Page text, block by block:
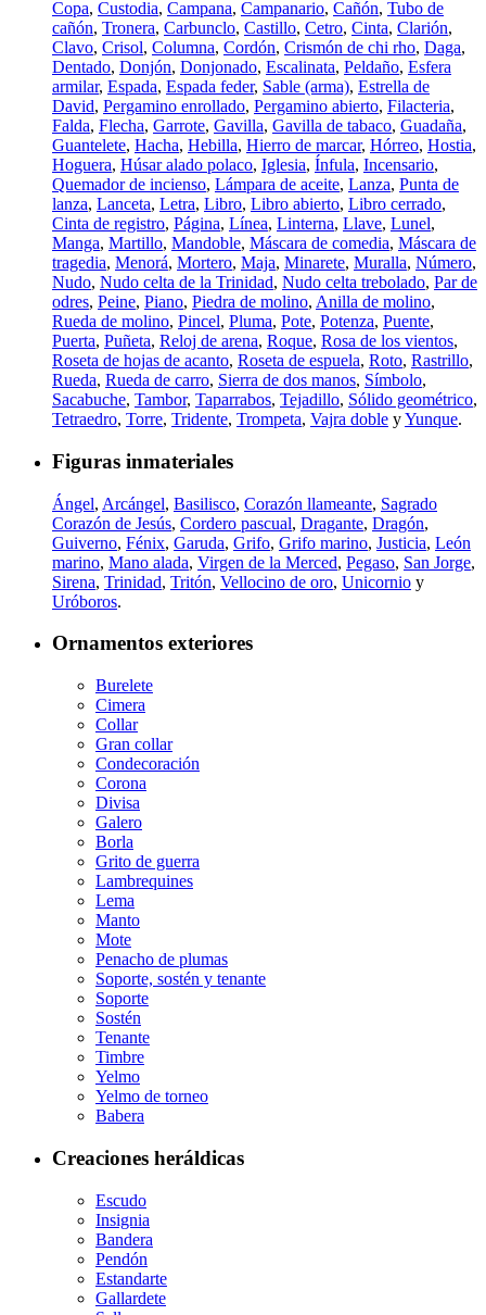
Copa, Custodia, Campana, Campanario, Cañón, Tubo de
cañón, Tronera, Carbunclo, Castillo, Cetro, Cinta, Clarión,
Clavo, Crisol, Columna, Cordón, Crismón de chi rho, Daga,
Dentado, Donjón, Donjonado, Escalinata, Peldaño, Esfera
armilar, Espada, Espada feder, Sable (arma), Estrella de
David, Pergamino enrollado, Pergamino abierto, Filacteria,
Falda, Flecha, Garrote, Gavilla, Gavilla de tabaco, Guadaña,
Guantelete, Hacha, Hebilla, Hierro de marcar, Hórreo, Hostia,
Hoguera, Húsar alado polaco, Iglesia, Ínfula, Incensario,
Quemador de incienso, Lámpara de aceite, Lanza, Punta de
lanza, Lanceta, Letra, Libro, Libro abierto, Libro cerrado,
Cinta de registro, Página, Línea, Linterna, Llave, Lunel,
Manga, Martillo, Mandoble, Máscara de comedia, Máscara de
tragedia, Menorá, Mortero, Maja, Minarete, Muralla, Número,
Nudo, Nudo celta de la Trinidad, Nudo celta trebolado, Par de
odres, Peine, Piano, Piedra de molino, Anilla de molino,
Rueda de molino, Pincel, Pluma, Pote, Potenza, Puente,
Puerta, Puñeta, Reloj de arena, Roque, Rosa de los vientos,
Roseta de hojas de acanto, Roseta de espuela, Roto, Rastrillo,
Rueda, Rueda de carro, Sierra de dos manos, Símbolo,
Sacabuche, Tambor, Taparrabos, Tejadillo, Sólido geométrico,
Tetraedro, Torre, Tridente, Trompeta, Vajra doble yYunque.
Figuras inmateriales
Ángel, Arcángel, Basilisco, Corazón llameante, Sagrado
Corazón de Jesús, Cordero pascual, Dragante, Dragón,
Guiverno, Fénix, Garuda, Grifo, Grifo marino, Justicia, León
marino, Mano alada, Virgen de la Merced, Pegaso, San Jorge,
Sirena, Trinidad, Tritón, Vellocino de oro, Unicornio y
Uróboros.
Ornamentos exteriores
Burelete
Cimera
Collar
Gran collar
Condecoración
Corona
Divisa
Galero
Borla
Grito de guerra
Lambrequines
Lema
Manto
Mote
Penacho de plumas
Soporte, sostén y tenante
Soporte
Sostén
Tenante
Timbre
Yelmo
Yelmo de torneo
Babera
Creaciones heráldicas
Escudo
Insignia
Bandera
Pendón
Estandarte
Gallardete